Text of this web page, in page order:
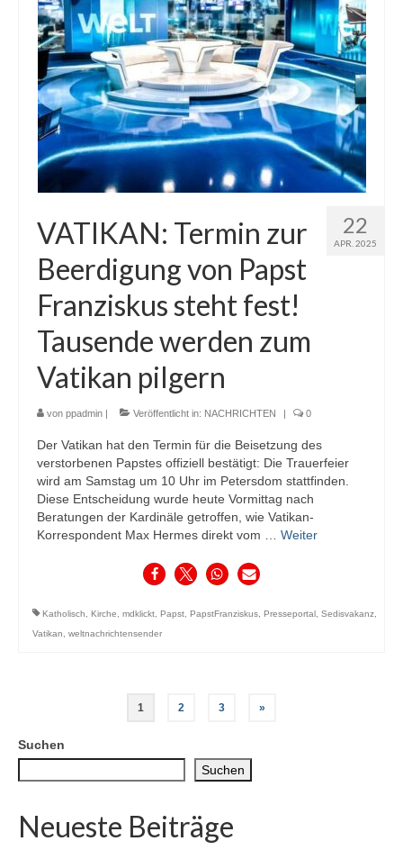
22
APR. 2025
VATIKAN: Termin zur
Beerdigung von Papst
Franziskus steht fest!
Tausende werden zum
Vatikan pilgern
von ppadmin | Veröffentlicht in: NACHRICHTEN | 0
Der Vatikan hat den Termin für die Beisetzung des
verstorbenen Papstes offiziell bestätigt: Die Trauerfeier
wird am Samstag um 10 Uhr im Petersdom stattfinden.
Diese Entscheidung wurde heute Vormittag nach
Beratungen der Kardinäle getroffen, wie Vatikan-
Korrespondent Max Hermes direkt vom … Weiter
Katholisch Kirche mdklickt Papst PapstFranziskus Presseportal Sedisvakanz
Vatikan
weltnachrichtensender
Seitennummerierung
der
Beiträge
1 2 3 »
Suchen
Suchen
Neueste Beiträge